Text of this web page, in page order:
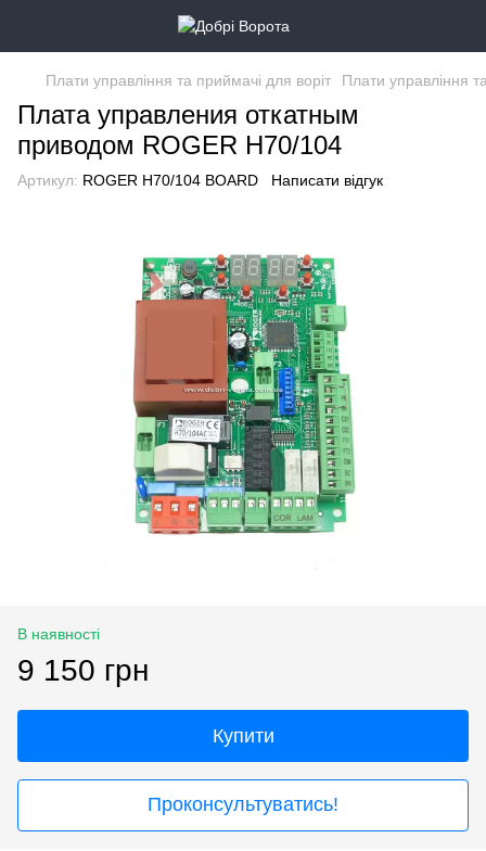
Плати управління та приймачі для воріт Плати управління
Плата управления откатным
приводом ROGER H70/104
Артикул: ROGER H70/104 BOARD Написати відгук
В наявності
9 150 грн
Купити
Проконсультуватись!